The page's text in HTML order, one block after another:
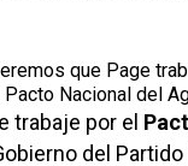
que Page
Nacional del
trabaje por el
del